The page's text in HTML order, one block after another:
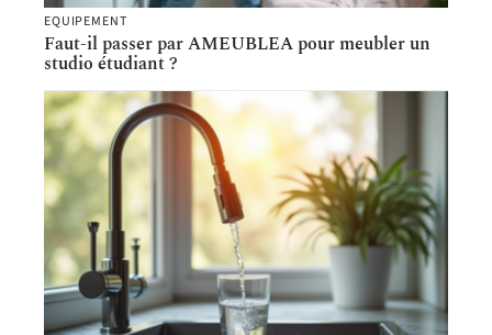
EQUIPEMENT
Faut-il passer par AMEUBLEA pour meubler un
studio étudiant ?